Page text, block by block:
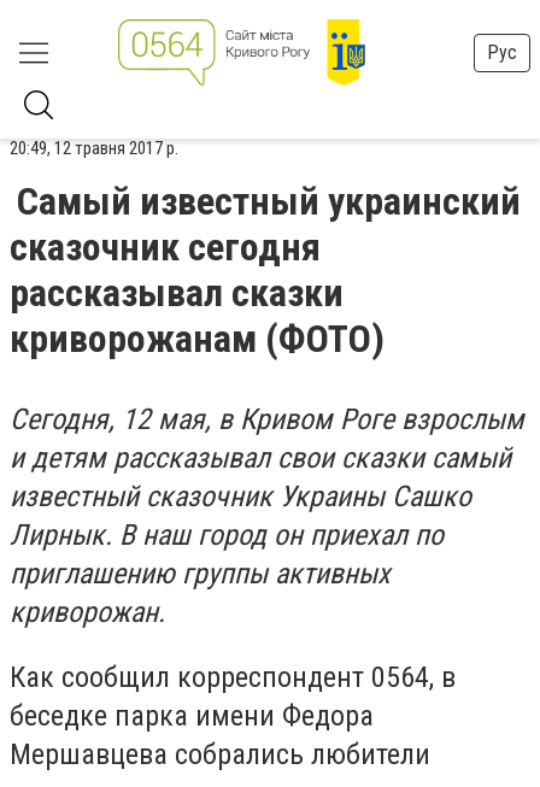
Рус
20:49, 12 травня 2017 р.
Самый известный украинский
сказочник сегодня
рассказывал сказки
криворожанам (ФОТО)
Сегодня, 12 мая, в Кривом Роге взрослым
и детям рассказывал свои сказки самый
известный сказочник Украины Сашко
Лирнык. В наш город он приехал по
приглашению группы активных
криворожан.
Как сообщил корреспондент 0564, в
беседке парка имени Федора
Мершавцева собрались любители